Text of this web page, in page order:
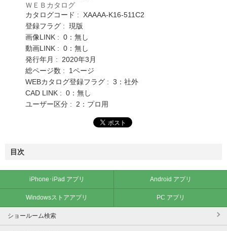
ＷＥＢカタログ
カタログコード : XAAAA-K16-511C2
登録フラグ : 現版
画像LINK : 0：無し
動画LINK : 0：無し
発行年月 : 2020年3月
総ページ数 : 1ページ
WEBカタログ登録フラグ : 3：社外
CAD LINK : 0：無し
ユーザー区分 : 2：プロ用
目次
iPhone･iPad アプリ Android アプリ
Windowsストアアプリ PC アプリ
ショールーム検索